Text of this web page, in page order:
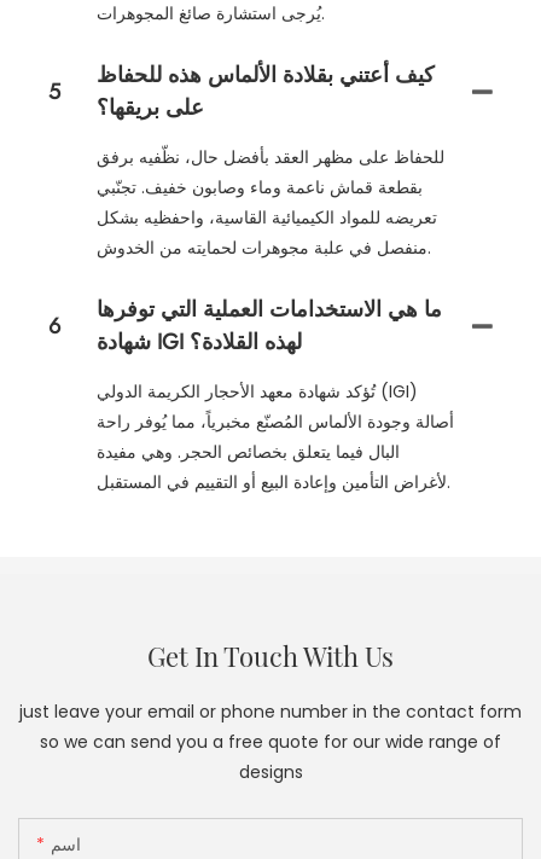
يُرجى استشارة صائغ المجوهرات.
5
كيف أعتني بقلادة الألماس هذه للحفاظ
على بريقها؟
للحفاظ على مظهر العقد بأفضل حال، نظّفيه برفق
بقطعة قماش ناعمة وماء وصابون خفيف. تجنّبي
تعريضه للمواد الكيميائية القاسية، واحفظيه بشكل
منفصل في علبة مجوهرات لحمايته من الخدوش.
6
ما هي الاستخدامات العملية التي توفرها
شهادة IGI لهذه القلادة؟
تُؤكد شهادة معهد الأحجار الكريمة الدولي (IGI)
أصالة وجودة الألماس المُصنّع مخبرياً، مما يُوفر راحة
البال فيما يتعلق بخصائص الحجر. وهي مفيدة
لأغراض التأمين وإعادة البيع أو التقييم في المستقبل.
Get In Touch With Us
just leave your email or phone number in the contact form
so we can send you a free quote for our wide range of
designs
اسم